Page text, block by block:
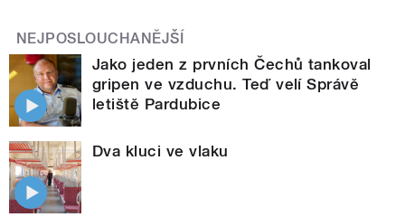
NEJPOSLOUCHANĚJŠÍ
Jako jeden z prvních Čechů tankoval
gripen ve vzduchu. Teď velí Správě
letiště Pardubice
Dva kluci ve vlaku